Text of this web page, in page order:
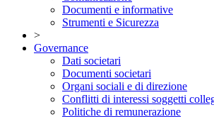
Documenti e informative
Strumenti e Sicurezza
>
Governance
Dati societari
Documenti societari
Organi sociali e di direzione
Conflitti di interessi soggetti
Politiche di remunerazione